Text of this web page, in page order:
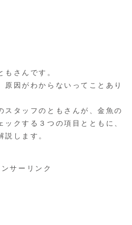
もさんです。
原因がわからないってことあり
スタッフのともさんが、金魚の
クする３つの項目とともに、
説します。
ンサーリンク